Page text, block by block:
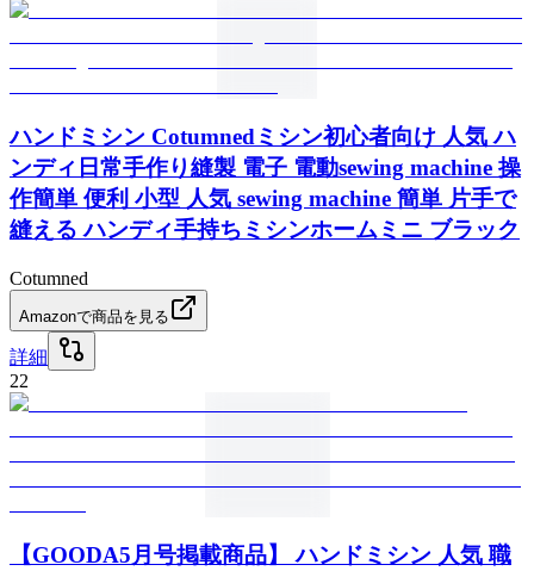
ハンドミシン Cotumnedミシン初心者向け 人気 ハ
ンディ日常手作り縫製 電子 電動sewing machine 操
作簡単 便利 小型 人気 sewing machine 簡単 片手で
縫える ハンディ手持ちミシンホームミニ ブラック
Cotumned
Amazonで商品を見る
詳細
22
【GOODA5月号掲載商品】 ハンドミシン 人気 職